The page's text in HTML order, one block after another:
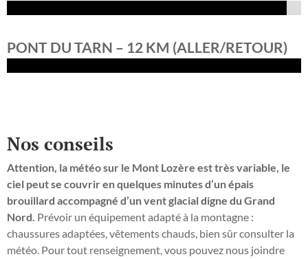
PONT DU TARN – 12 KM (ALLER/RETOUR)
Nos conseils
Attention, la météo sur le Mont Lozère est très variable, le
ciel peut se couvrir en quelques minutes d’un épais
brouillard accompagné d’un vent glacial digne du Grand
Nord. Prévoir un équipement adapté à la montagne :
chaussures adaptées, vêtements chauds, bien sûr consulter la
météo. Pour tout renseignement, vous pouvez nous joindre